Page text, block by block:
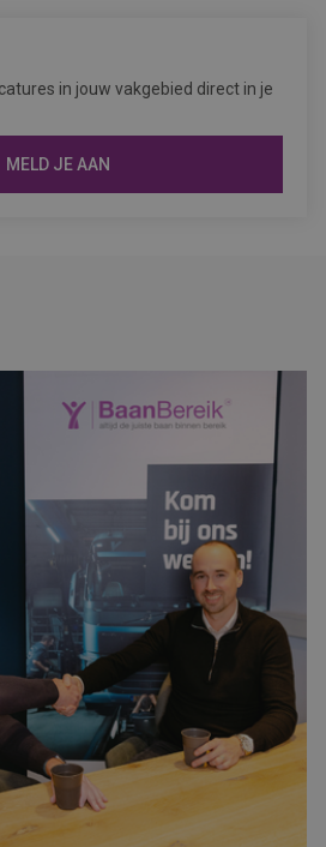
in jouw vakgebied direct in je
MELD JE AAN